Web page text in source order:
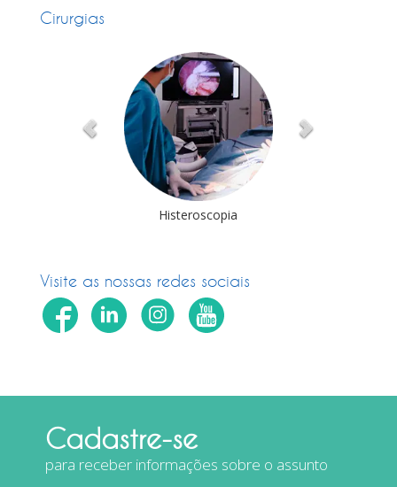
Cirurgias
Histeroscopia
Visite as nossas redes sociais
Cadastre-se
para receber informações sobre o assunto